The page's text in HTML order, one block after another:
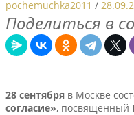
pochemuchka2011 /
Поделиться в
28 сентября в Москве
согласие», посвящённый